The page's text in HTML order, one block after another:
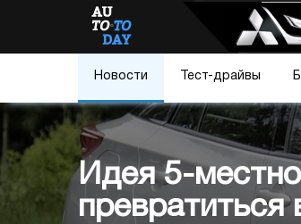
Новости Тест-драйвы
Идея 5-
превратиться